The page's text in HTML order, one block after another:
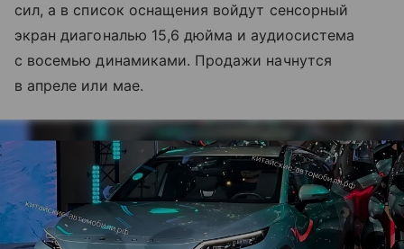
сил, а в список оснащения войдут сенсорный
экран диагональю 15,6 дюйма и аудиосистема
с восемью динамиками. Продажи начнутся
в апреле или мае.